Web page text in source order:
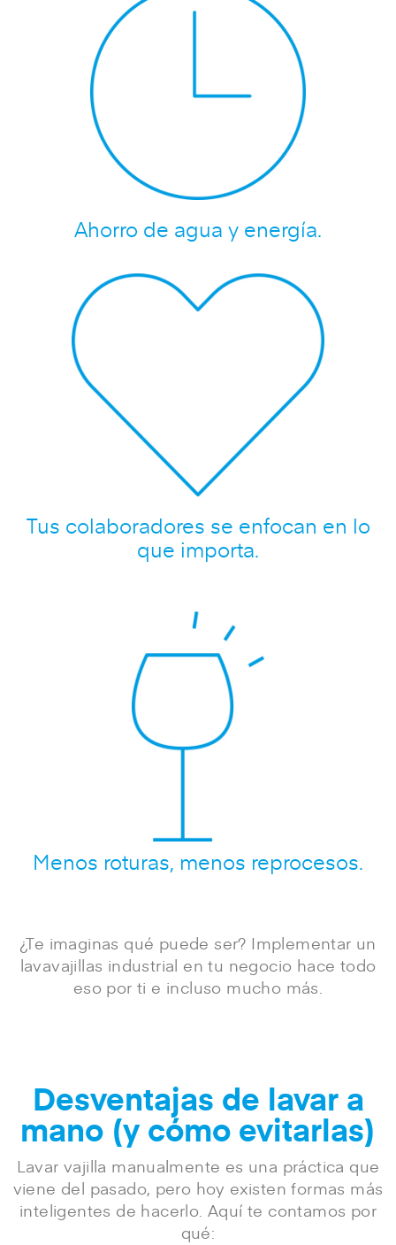
Ahorro de agua y energía.
Tus colaboradores se enfocan en lo
que importa.
Menos roturas, menos reprocesos.
¿Te imaginas qué puede ser? Implementar un
lavavajillas industrial en tu negocio hace todo
eso por ti e incluso mucho más.
Desventajas de lavar a
mano (y cómo evitarlas)
Lavar vajilla manualmente es una práctica que
viene del pasado, pero hoy existen formas más
inteligentes de hacerlo. Aquí te contamos por
qué: